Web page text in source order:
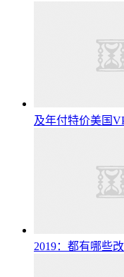
及年付特价美国
2019：都有哪些